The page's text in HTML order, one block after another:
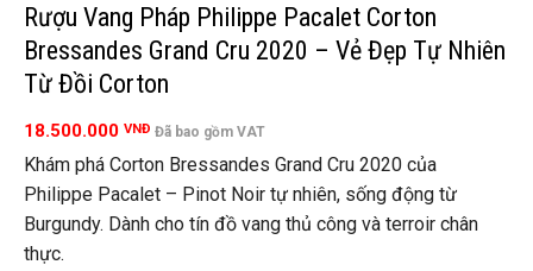
Rượu Vang Pháp Philippe Pacalet Corton
Bressandes Grand Cru 2020 – Vẻ Đẹp Tự Nhiên
Từ Đồi Corton
18.500.000 VNĐ Đã bao gồm VAT
Khám phá Corton Bressandes Grand Cru 2020 của
Philippe Pacalet – Pinot Noir tự nhiên, sống động từ
Burgundy. Dành cho tín đồ vang thủ công và terroir chân
thực.